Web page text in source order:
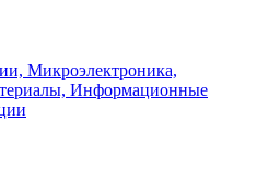
Микроэлектроника,
Информационные